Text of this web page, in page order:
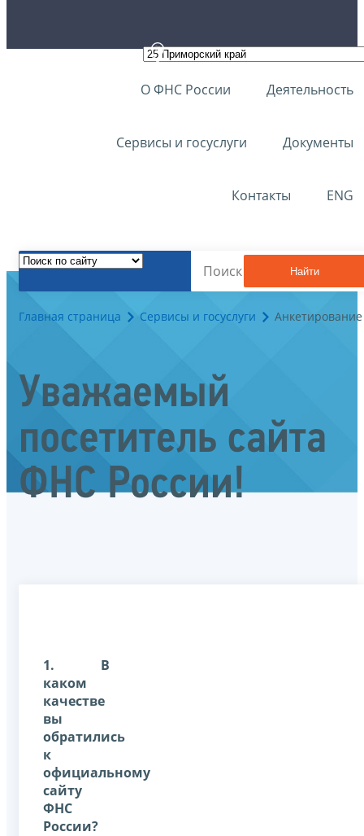
О ФНС России Деятельность
Сервисы и госуслуги Документы
Контакты ENG
Найти
Главная страница Сервисы и госуслуги Анкетирование
Уважаемый
посетитель сайта
ФНС России!
1. В
каком
качестве
вы
обратились
к
официальному
сайту
ФНС
России?